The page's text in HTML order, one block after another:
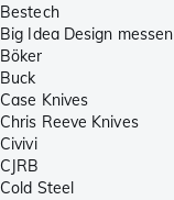
Bestech
Big Idea Design messen
Böker
Buck
Case Knives
Chris Reeve Knives
Civivi
CJRB
Cold Steel